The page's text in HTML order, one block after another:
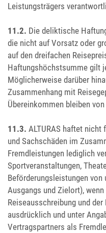
Leistungsträgers
11.2. Die deliktische
die nicht auf Vorsatz oder
auf den dreifachen
Haftungshöchstsumme gilt
Möglicherweise darüber
Zusammenhang mit
Übereinkommen bleiben
11.3. ALTURAS haftet nicht
und Sachschäden im
Fremdleistungen lediglich
Sportveranstaltungen,
Beförderungsleistungen von
Ausgangs und Zielort),
Reiseausschreibung und
ausdrücklich und unter
Vertragspartners als